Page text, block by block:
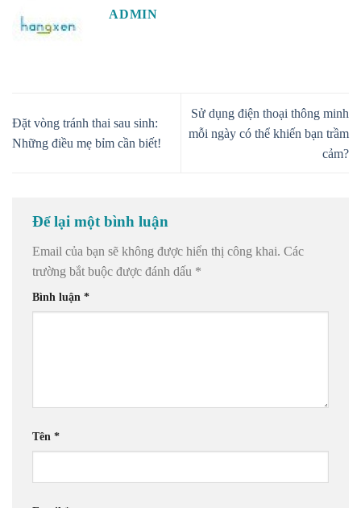
ADMIN
Đặt vòng tránh thai sau sinh:
Những điều mẹ bỉm cần biết!
Sử dụng điện thoại thông minh
mỗi ngày có thể khiến bạn trầm
cảm?
Để lại một bình luận
Email của bạn sẽ không được hiển thị công khai. Các
trường bắt buộc được đánh dấu *
Bình luận *
Tên *